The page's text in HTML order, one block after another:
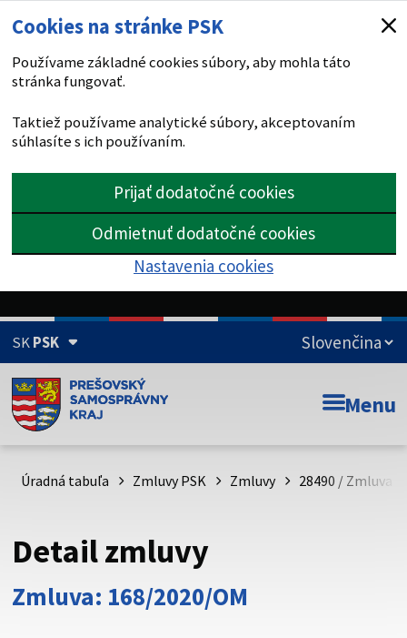
Cookies na stránke PSK
Používame základné cookies súbory, aby mohla táto
stránka fungovať.
Taktiež používame analytické súbory, akceptovaním
súhlasíte s ich používaním.
Prijať dodatočné cookies
Odmietnuť dodatočné cookies
Nastavenia cookies
SKPSK
Doména psk.sk je oficiálna
Toto je oficiálna webová stránka Prešovského
psk.sk.
Buďte pozorní a vždy sa uistite, že zdieľate informácie iba
cez zabezpečenú webovú stránku. Zabezpečená stránka
vždy začína https:// pred názvom domény webového sídla.
Menu
Úradná tabuľa Zmluvy PSK Zmluvy 28490 / Zmluva
Detail zmluvy
Zmluva: 168/2020/OM